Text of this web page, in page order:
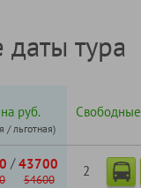
тура
руб.
/ льготная)
/43700
54600
2